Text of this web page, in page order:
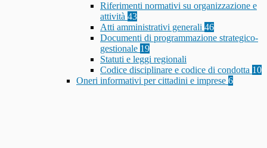
Riferimenti normativi su organizzazione e
attività 43
Atti amministrativi generali 46
Documenti di programmazione strategico-
gestionale 19
Statuti e leggi regionali
Codice disciplinare e codice di condotta 10
Oneri informativi per cittadini e imprese 6